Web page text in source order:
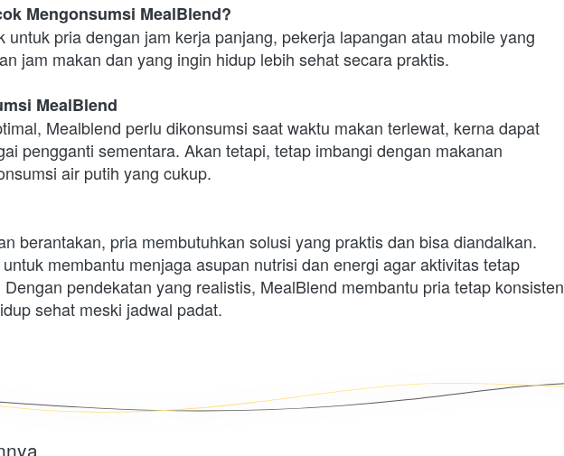
Mengonsumsi MealBlend?
untuk pria dengan jam kerja panjang, pekerja lapangan atau mobile yang
jam makan dan yang ingin hidup lebih sehat secara praktis.
MealBlend
Mealblend perlu dikonsumsi saat waktu makan terlewat, kerna dapat
pengganti sementara. Akan tetapi, tetap imbangi dengan makanan
air putih yang cukup.
berantakan, pria membutuhkan solusi yang praktis dan bisa diandalkan.
membantu menjaga asupan nutrisi dan energi agar aktivitas tetap
pendekatan yang realistis, MealBlend membantu pria tetap konsisten
sehat meski jadwal padat.